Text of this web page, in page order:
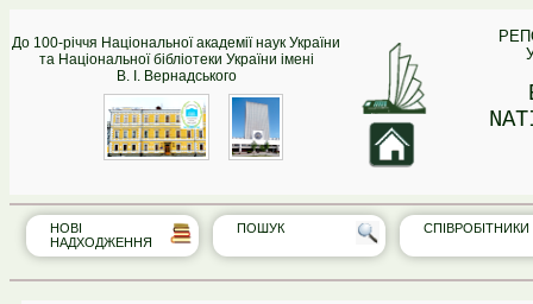
До 100-річчя Національної академії наук України
та Національної бібліотеки України імені
В. І. Вернадського
НОВІ
НАДХОДЖЕННЯ
ПОШУК СПІВРО‎БІТНИКИ